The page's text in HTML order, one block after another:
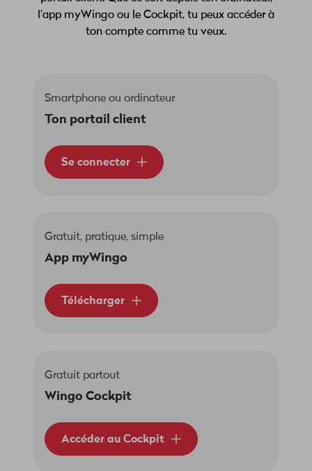
l'app myWingo ou le Cockpit, tu peux accéder à
ton compte comme tu veux.
Smartphone ou ordinateur
Ton portail client
Se connecter
Gratuit, pratique, simple
App myWingo
Télécharger
Gratuit partout
Wingo Cockpit
Accéder au Cockpit